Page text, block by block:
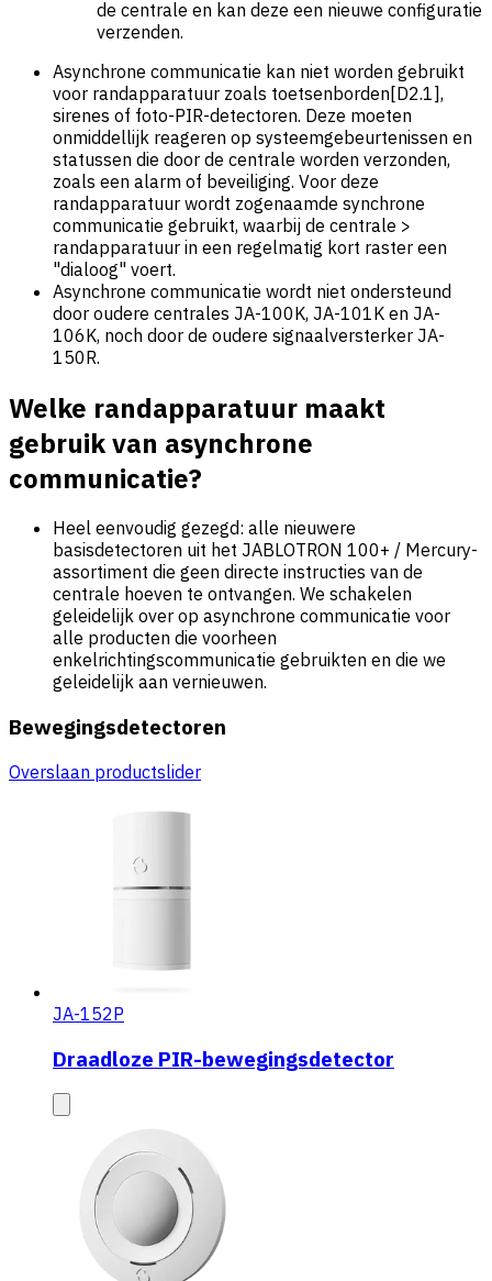
de centrale en kan deze een nieuwe configuratie
verzenden.
Asynchrone communicatie kan niet worden gebruikt
voor randapparatuur zoals toetsenborden[D2.1],
sirenes of foto-PIR-detectoren. Deze moeten
onmiddellijk reageren op systeemgebeurtenissen en
statussen die door de centrale worden verzonden,
zoals een alarm of beveiliging. Voor deze
randapparatuur wordt zogenaamde synchrone
communicatie gebruikt, waarbij de centrale >
randapparatuur in een regelmatig kort raster een
"dialoog" voert.
Asynchrone communicatie wordt niet ondersteund
door oudere centrales JA-100K, JA-101K en JA-
106K, noch door de oudere signaalversterker JA-
150R.
Welke randapparatuur maakt
gebruik van asynchrone
communicatie?
Heel eenvoudig gezegd: alle nieuwere
basisdetectoren uit het JABLOTRON 100+ / Mercury-
assortiment die geen directe instructies van de
centrale hoeven te ontvangen. We schakelen
geleidelijk over op asynchrone communicatie voor
alle producten die voorheen
enkelrichtingscommunicatie gebruikten en die we
geleidelijk aan vernieuwen.
Bewegingsdetectoren
Overslaan productslider
JA-152P
Draadloze PIR-bewegingsdetector